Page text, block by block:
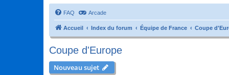
FAQ Arcade
Accueil Index du forum Équipe de France Coupe
Coupe d'Europe
Nouveau sujet